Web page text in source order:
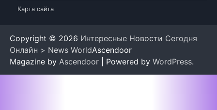
Карта сайта
Copyright © 2026 Интересные Новости Сегодня
Онлайн > News WorldAscendoor
Magazine by Ascendoor | Powered by WordPress.